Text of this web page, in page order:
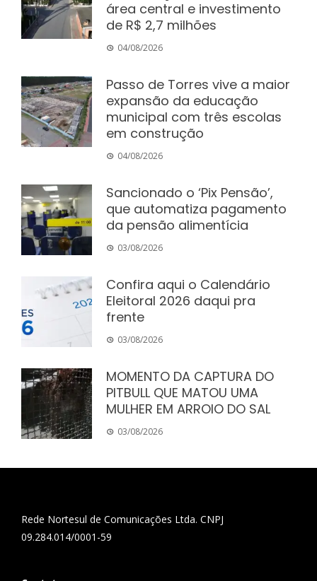
área central e investimento
de R$ 2,7 milhões
04/08/2026
Passo de Torres vive a maior
expansão da educação
municipal com três escolas
em construção
04/08/2026
Sancionado o ‘Pix Pensão’,
que automatiza pagamento
da pensão alimentícia
03/08/2026
Confira aqui o Calendário
Eleitoral 2026 daqui pra
frente
03/08/2026
MOMENTO DA CAPTURA DO
PITBULL QUE MATOU UMA
MULHER EM ARROIO DO SAL
03/08/2026
Rede Nortesul de Comunicações Ltda. CNPJ
09.284.014/0001-59